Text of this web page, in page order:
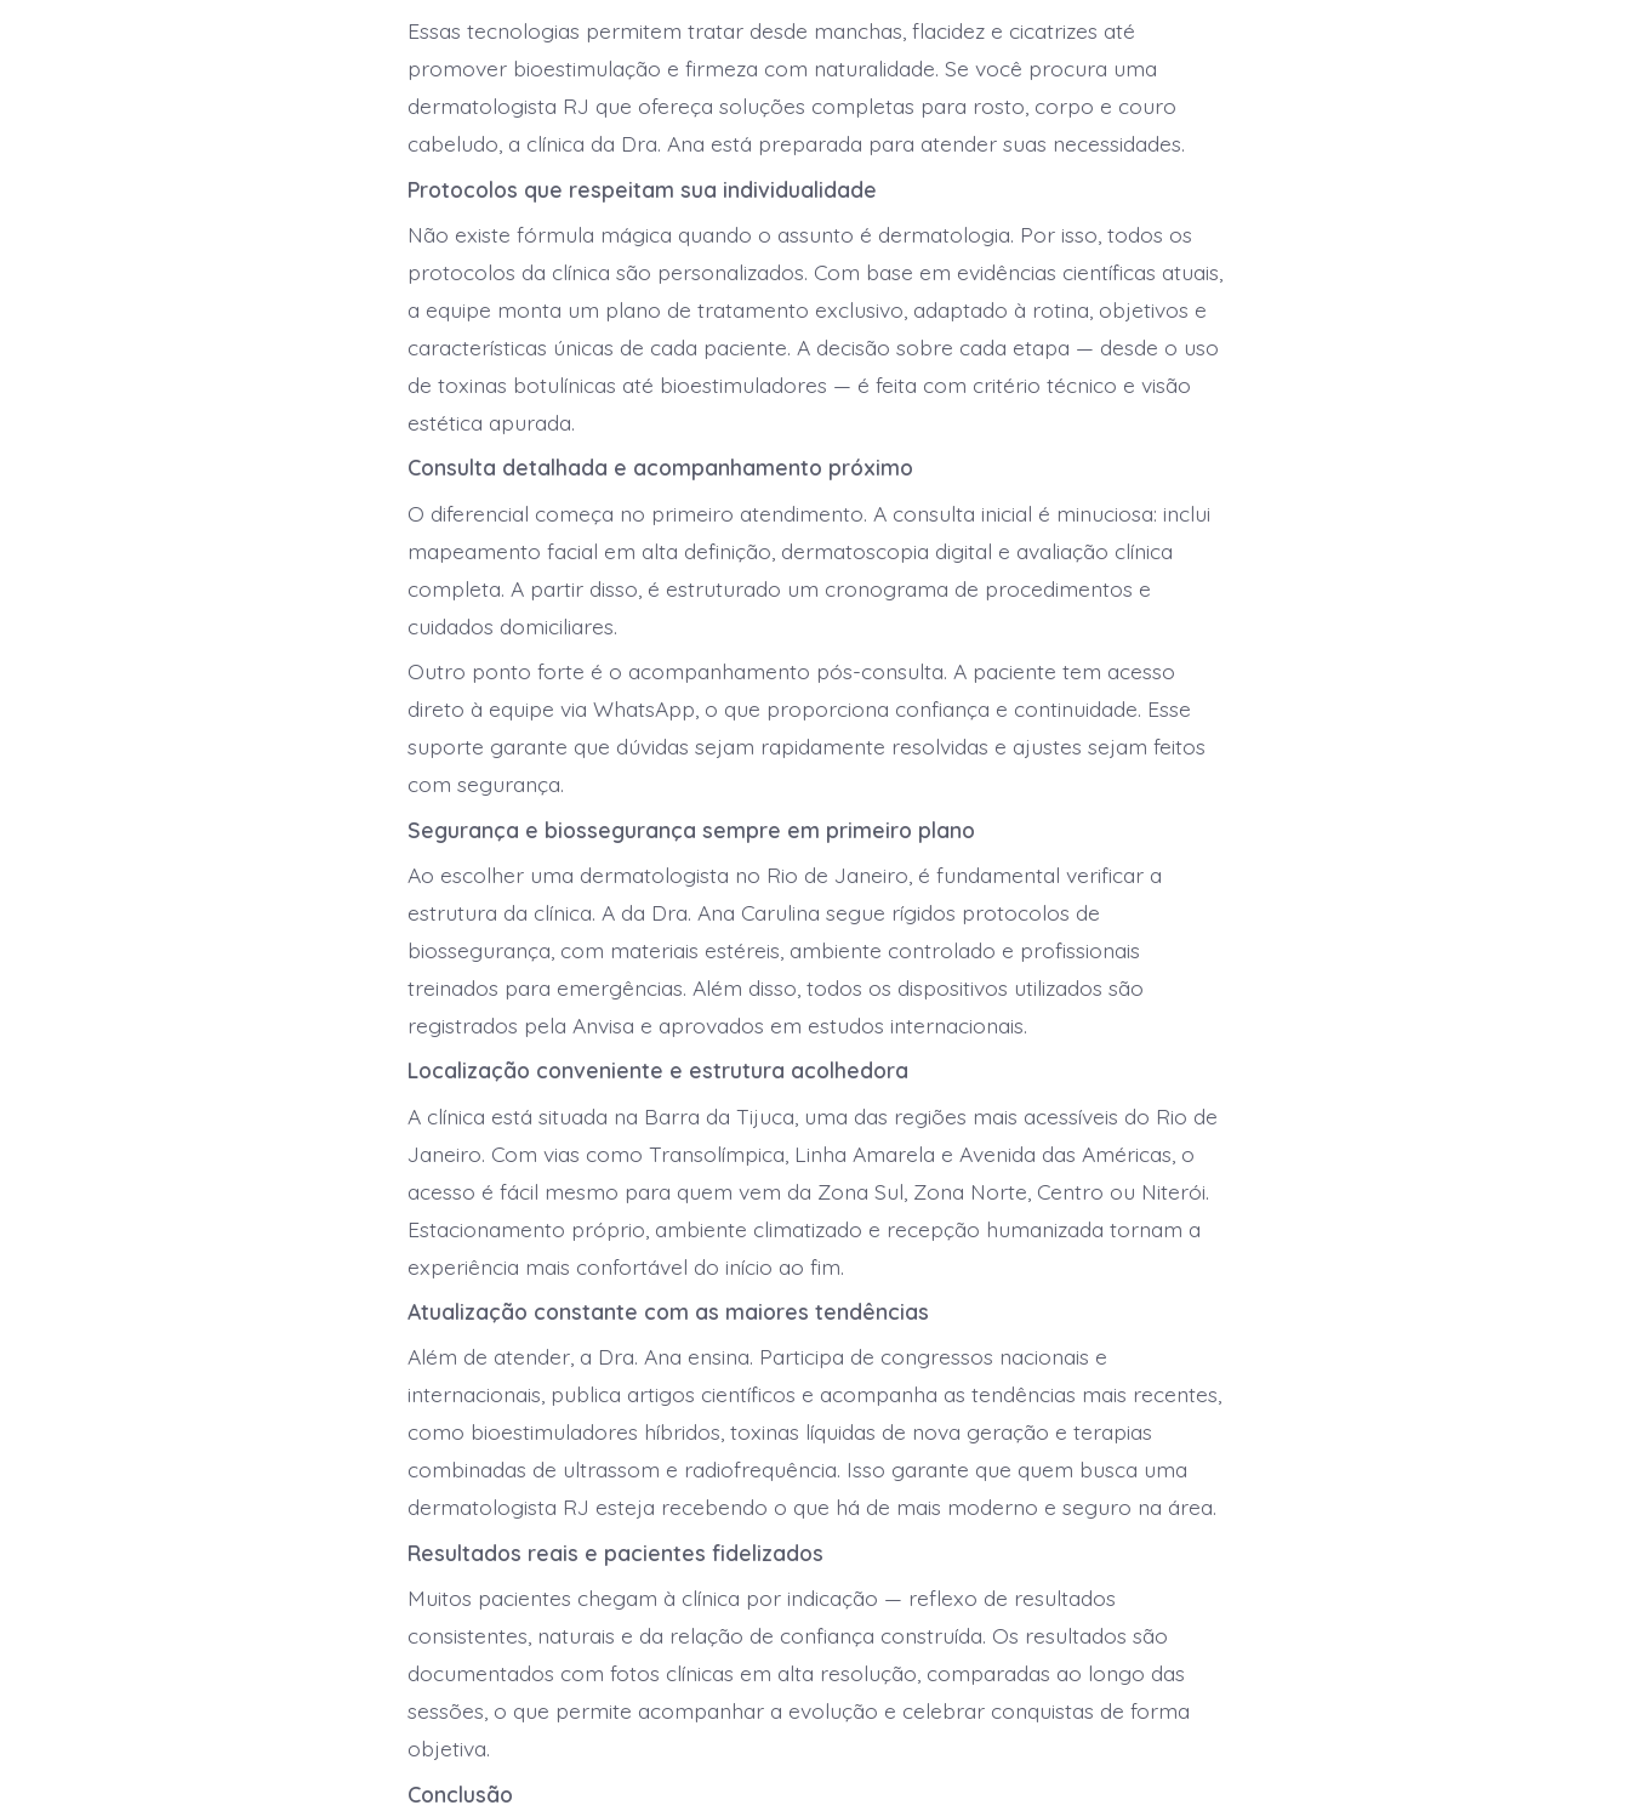
Essas tecnologias permitem tratar desde manchas, flacidez e cicatrizes até
promover bioestimulação e firmeza com naturalidade. Se você procura uma
dermatologista RJ que ofereça soluções completas para rosto, corpo e couro
cabeludo, a clínica da Dra. Ana está preparada para atender suas necessidades.
Protocolos que respeitam sua individualidade
Não existe fórmula mágica quando o assunto é dermatologia. Por isso, todos os
protocolos da clínica são personalizados. Com base em evidências científicas atuais,
a equipe monta um plano de tratamento exclusivo, adaptado à rotina, objetivos e
características únicas de cada paciente. A decisão sobre cada etapa — desde o uso
de toxinas botulínicas até bioestimuladores — é feita com critério técnico e visão
estética apurada.
Consulta detalhada e acompanhamento próximo
O diferencial começa no primeiro atendimento. A consulta inicial é minuciosa: inclui
mapeamento facial em alta definição, dermatoscopia digital e avaliação clínica
completa. A partir disso, é estruturado um cronograma de procedimentos e
cuidados domiciliares.
Outro ponto forte é o acompanhamento pós-consulta. A paciente tem acesso
direto à equipe via WhatsApp, o que proporciona confiança e continuidade. Esse
suporte garante que dúvidas sejam rapidamente resolvidas e ajustes sejam feitos
com segurança.
Segurança e biossegurança sempre em primeiro plano
Ao escolher uma dermatologista no Rio de Janeiro, é fundamental verificar a
estrutura da clínica. A da Dra. Ana Carulina segue rígidos protocolos de
biossegurança, com materiais estéreis, ambiente controlado e profissionais
treinados para emergências. Além disso, todos os dispositivos utilizados são
registrados pela Anvisa e aprovados em estudos internacionais.
Localização conveniente e estrutura acolhedora
A clínica está situada na Barra da Tijuca, uma das regiões mais acessíveis do Rio de
Janeiro. Com vias como Transolímpica, Linha Amarela e Avenida das Américas, o
acesso é fácil mesmo para quem vem da Zona Sul, Zona Norte, Centro ou Niterói.
Estacionamento próprio, ambiente climatizado e recepção humanizada tornam a
experiência mais confortável do início ao fim.
Atualização constante com as maiores tendências
Além de atender, a Dra. Ana ensina. Participa de congressos nacionais e
internacionais, publica artigos científicos e acompanha as tendências mais recentes,
como bioestimuladores híbridos, toxinas líquidas de nova geração e terapias
combinadas de ultrassom e radiofrequência. Isso garante que quem busca uma
dermatologista RJ esteja recebendo o que há de mais moderno e seguro na área.
Resultados reais e pacientes fidelizados
Muitos pacientes chegam à clínica por indicação — reflexo de resultados
consistentes, naturais e da relação de confiança construída. Os resultados são
documentados com fotos clínicas em alta resolução, comparadas ao longo das
sessões, o que permite acompanhar a evolução e celebrar conquistas de forma
objetiva.
Conclusão